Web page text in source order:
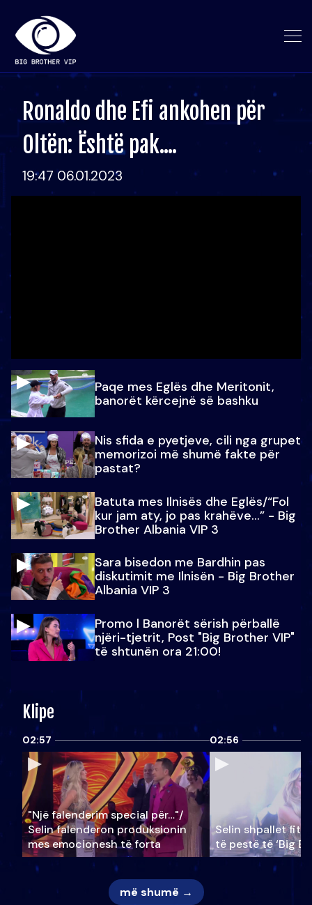
Ronaldo dhe Efi ankohen për
Oltën: Është pak....
19:47 06.01.2023
Paqe mes Eglës dhe Meritonit,
banorët kërcejnë së bashku
Nis sfida e pyetjeve, cili nga grupet
memorizoi më shumë fakte për
pastat?
Batuta mes Ilnisës dhe Eglës/“Fol
kur jam aty, jo pas krahëve…” - Big
Brother Albania VIP 3
Sara bisedon me Bardhin pas
diskutimit me Ilnisën - Big Brother
Albania VIP 3
Promo l Banorët sërish përballë
njëri-tjetrit, Post "Big Brother VIP"
të shtunën ora 21:00!
Klipe
02:57
"Një falenderim special për…"/
Selin falënderon produksionin
mes emocionesh të forta
02:56
Selin shpallet
të pestë të ‘Big
më shumë →